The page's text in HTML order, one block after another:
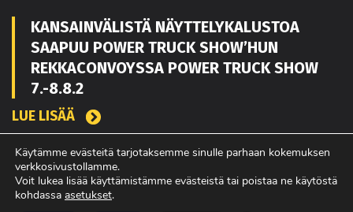
KANSAINVÄLISTÄ NÄYTTELYKALUSTOA
SAAPUU POWER TRUCK SHOW’HUN
REKKACONVOYSSA POWER TRUCK SHOW
7.-8.8.2
LUE LISÄÄ
TOUKO KAAKKO VAHVISTAMAAN MATEKON
MYYNTIÄ PIRKANMAALLA
Käytämme evästeitä tarjotaksemme sinulle parhaan kokemuksen
verkkosivustollamme.
Voit lukea lisää käyttämistämme evästeistä tai poistaa ne käytöstä
kohdassa asetukset.